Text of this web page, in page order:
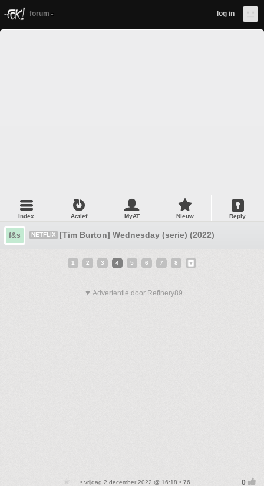
forum log in
Index Actief MyAT Nieuw Reply
f&s NETFLIX [Tim Burton] Wednesday (serie) (2022)
1 2 3 4 5 6 7 8
▼ Advertentie door Refinery89
• vrijdag 2 december 2022 @ 16:18 • 76